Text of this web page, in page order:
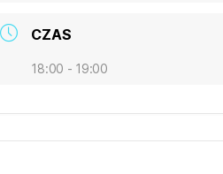
CZAS
18:00 - 19:00